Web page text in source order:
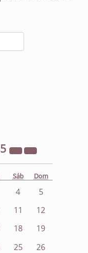
Sáb Dom
4
5
11
12
18
19
25
26